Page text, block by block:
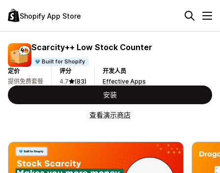
Shopify App Store
Scarcity++ Low Stock Counter
Built for Shopify
定价
提供免费套餐
评分
4.7
(83)
开发人员
Effective Apps
安装
查看演示商店